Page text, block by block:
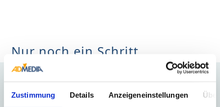
Zustimmung Details Anzeigeneinstellungen
Nur noch ein Schritt ...